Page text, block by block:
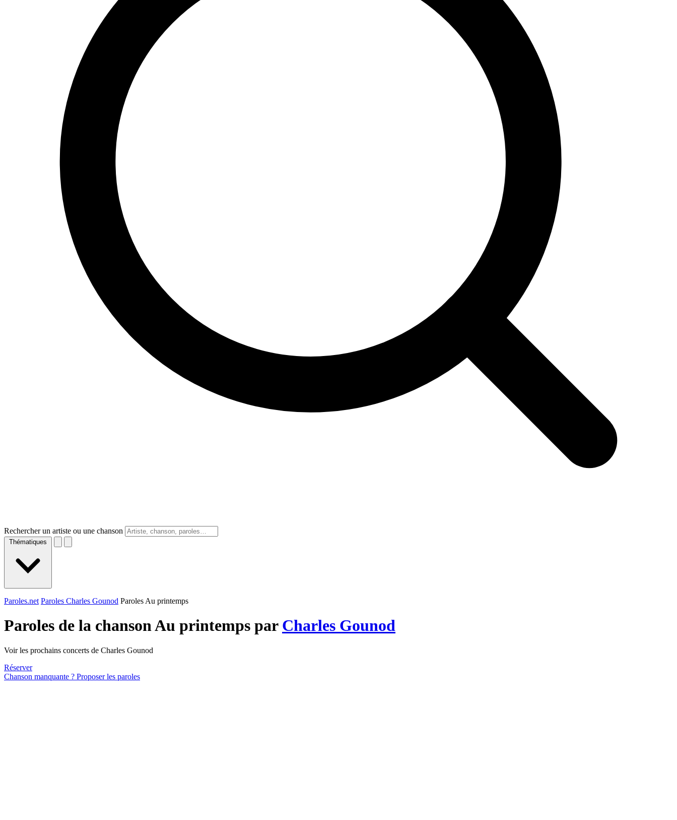
Rechercher un artiste ou une chanson
Thématiques
Paroles.net Paroles Charles Gounod Paroles Au printemps
Paroles de la chanson Au printemps par Charles Gounod
Voir les prochains concerts de Charles Gounod
Réserver
Chanson manquante ? Proposer les paroles